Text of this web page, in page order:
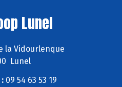
Lunel
la Vidourlenque
Lunel
09 54 63 53 19